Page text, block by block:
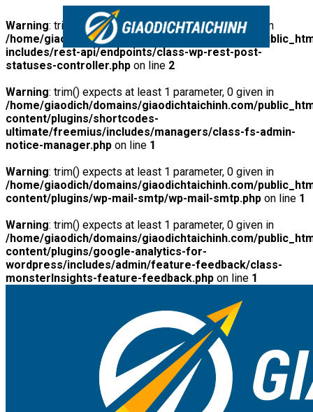
Warning: trim() expects at least 1 parameter, 0 given in
/home/giaodich/domains/giaodichtaichinh.com/
includes/rest-api/endpoints/class-wp-rest-post-
statuses-controller.php on line 2
Warning: trim() expects at least 1 parameter, 0 given in
/home/giaodich/domains/giaodichtaichinh.com/
content/plugins/shortcodes-
ultimate/freemius/includes/managers/class-fs-admin-
notice-manager.php on line 1
Warning: trim() expects at least 1 parameter, 0 given in
/home/giaodich/domains/giaodichtaichinh.com/
content/plugins/wp-mail-smtp/wp-mail-smtp.php on line 1
Warning: trim() expects at least 1 parameter, 0 given in
/home/giaodich/domains/giaodichtaichinh.com/
content/plugins/google-analytics-for-
wordpress/includes/admin/feature-feedback/class-
monsterInsights-feature-feedback.php on line 1